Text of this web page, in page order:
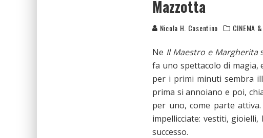
Mazzotta
Nicola H. Cosentino CINEMA
Ne Il Maestro e Margherita
fa uno spettacolo di magia,
per i primi minuti sembra
prima si annoiano e poi,
per uno, come parte
impellicciate: vestiti,
successo.